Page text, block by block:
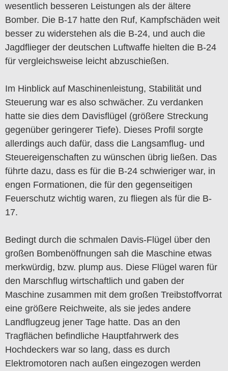
wesentlich besseren Leistungen als der ältere
Bomber. Die B-17 hatte den Ruf, Kampfschäden weit
besser zu widerstehen als die B-24, und auch die
Jagdflieger der deutschen Luftwaffe hielten die B-24
für vergleichsweise leicht abzuschießen.
Im Hinblick auf Maschinenleistung, Stabilität und
Steuerung war es also schwächer. Zu verdanken
hatte sie dies dem Davisflügel (größere Streckung
gegenüber geringerer Tiefe). Dieses Profil sorgte
allerdings auch dafür, dass die Langsamflug- und
Steuereigenschaften zu wünschen übrig ließen. Das
führte dazu, dass es für die B-24 schwieriger war, in
engen Formationen, die für den gegenseitigen
Feuerschutz wichtig waren, zu fliegen als für die B-
17.
Bedingt durch die schmalen Davis-Flügel über den
großen Bombenöffnungen sah die Maschine etwas
merkwürdig, bzw. plump aus. Diese Flügel waren für
den Marschflug wirtschaftlich und gaben der
Maschine zusammen mit dem großen Treibstoffvorrat
eine größere Reichweite, als sie jedes andere
Landflugzeug jener Tage hatte. Das an den
Tragflächen befindliche Hauptfahrwerk des
Hochdeckers war so lang, dass es durch
Elektromotoren nach außen eingezogen werden